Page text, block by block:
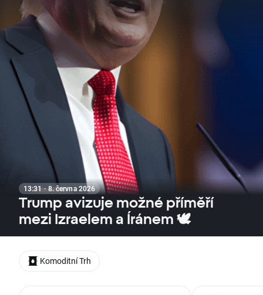
13:31 · 8. června 2026
Trump avizuje možné příměří
mezi Izraelem a Íránem 🕊️
Komoditní Trh